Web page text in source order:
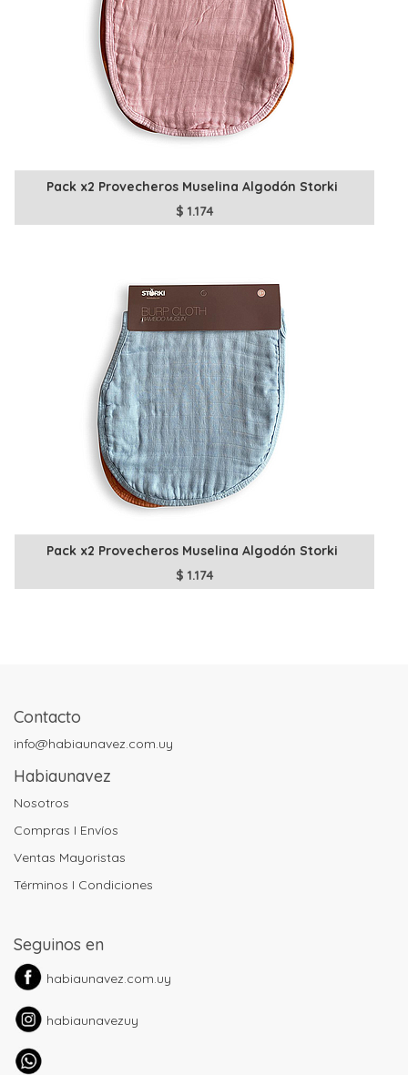
Pack x2 Provecheros Muselina Algodón Storki
$ 1.174
Pack x2 Provecheros Muselina Algodón Storki
$ 1.174
Contacto
info@habiaunavez.com.uy
Habiaunavez
Nosotros
Compras I Envíos
Ventas Mayoristas
Términos I Condiciones
Seguinos en
habiaunavez.com.uy
habiaunavezuy